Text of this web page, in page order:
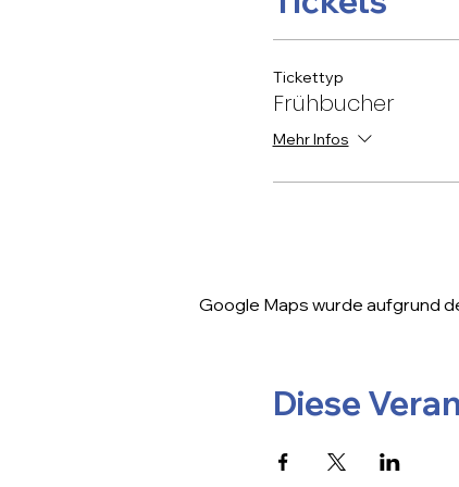
Tickettyp
Frühbucher
Mehr Infos
Google Maps wurde aufgrund
Diese